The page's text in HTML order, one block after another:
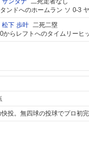
ンドへのホームラン ソ 0-3 ヤ
松下 歩叶 二死二塁
からレフトへのタイムリーヒ
投。無四球の投球でプロ初完